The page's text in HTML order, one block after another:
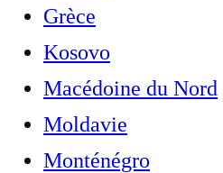
Grèce
Kosovo
Macédoine du Nord
Moldavie
Monténégro